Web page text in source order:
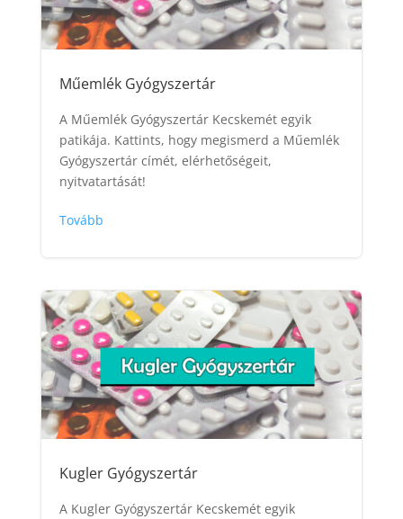
Műemlék Gyógyszertár
A Műemlék Gyógyszertár Kecskemét egyik
patikája. Kattints, hogy megismerd a Műemlék
Gyógyszertár címét, elérhetőségeit,
nyitvatartását!
Tovább
Kugler Gyógyszertár
A Kugler Gyógyszertár Kecskemét egyik